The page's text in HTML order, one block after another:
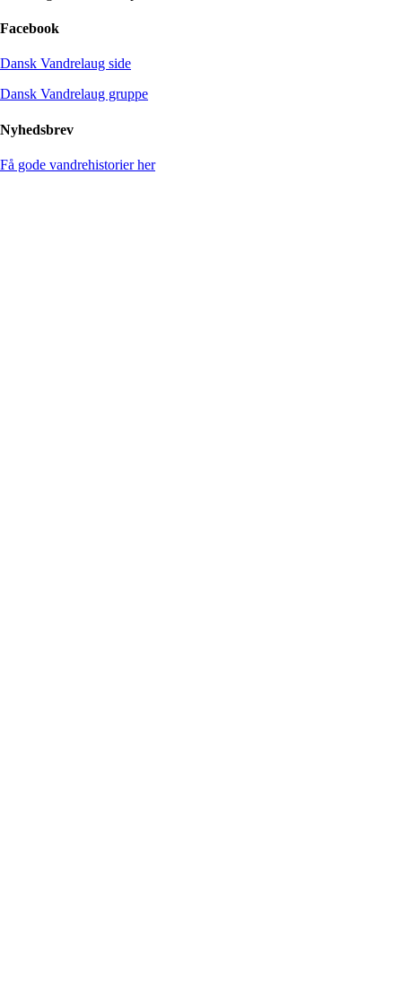
Facebook
Dansk Vandrelaug side
Dansk Vandrelaug gruppe
Nyhedsbrev
Få gode vandrehistorier her